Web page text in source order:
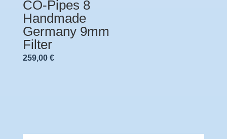
CO-Pipes 8
Handmade
Germany 9mm
Filter
259,00 €